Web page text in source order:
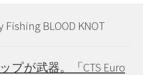
BLOOD KNOT
プが武器。「CTS Euro